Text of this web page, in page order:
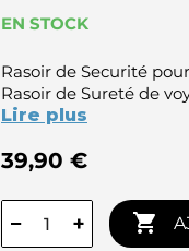
EN STOCK
Rasoir de Securité
Rasoir de Sureté de
Lire plus
39,90 €
− + 